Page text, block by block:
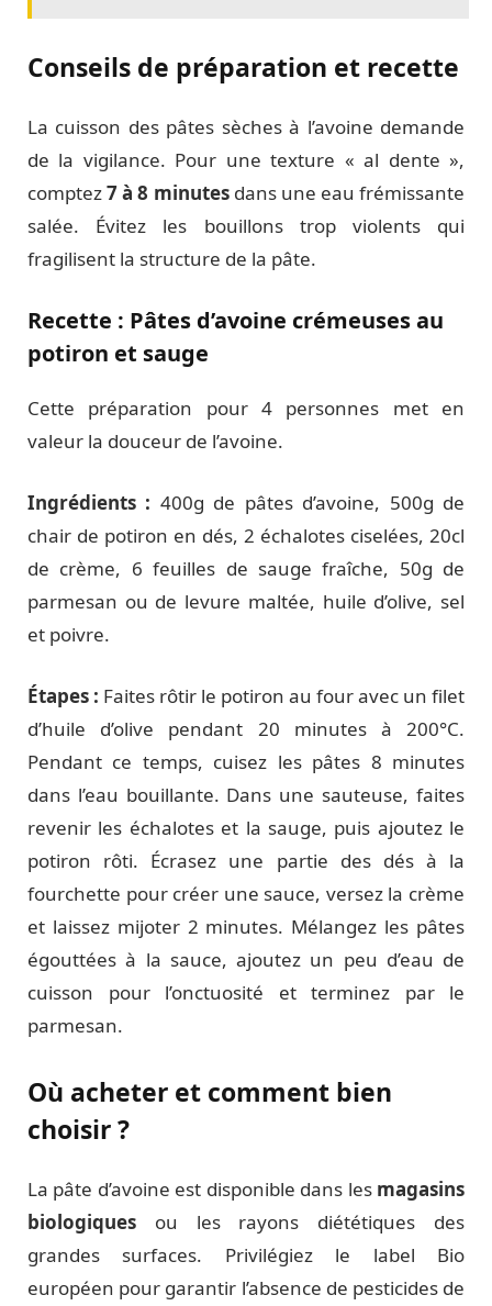
Conseils de préparation et recette
La cuisson des pâtes sèches à l’avoine demande
de la vigilance. Pour une texture « al dente »,
comptez7 à 8 minutesdans une eau frémissante
salée. Évitez les bouillons trop violents qui
fragilisent la structure de la pâte.
Recette : Pâtes d’avoine crémeuses au
potiron et sauge
Cette préparation pour 4 personnes met en
valeur la douceur de l’avoine.
Ingrédients : 400g de pâtes d’avoine, 500g de
chair de potiron en dés, 2 échalotes ciselées, 20cl
de crème, 6 feuilles de sauge fraîche, 50g de
parmesan ou de levure maltée, huile d’olive, sel
et poivre.
Étapes : Faites rôtir le potiron au four avec un filet
d’huile d’olive pendant 20 minutes à 200°C.
Pendant ce temps, cuisez les pâtes 8 minutes
dans l’eau bouillante. Dans une sauteuse, faites
revenir les échalotes et la sauge, puis ajoutez le
potiron rôti. Écrasez une partie des dés à la
fourchette pour créer une sauce, versez la crème
et laissez mijoter 2 minutes. Mélangez les pâtes
égouttées à la sauce, ajoutez un peu d’eau de
cuisson pour l’onctuosité et terminez par le
parmesan.
Où acheter et comment bien
choisir ?
La pâte d’avoine est disponible dans les magasins
biologiques ou les rayons diététiques des
grandes surfaces. Privilégiez le label Bio
européen pour garantir l’absence de pesticides de